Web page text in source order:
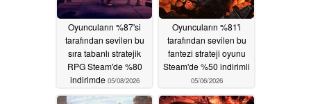
Oyuncuların %87'si
tarafından sevilen bu
sıra tabanlı stratejik
RPG Steam'de %80
indirimde 05/08/2026
Oyuncuların %81'i
tarafından sevilen bu
fantezi strateji oyunu
Steam'de %50 indirimli
05/06/2026